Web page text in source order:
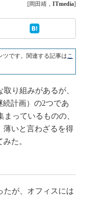
[岡田靖， ITmedia]
ツです。関連する記事はこ
り組みがあるが、
続計画）の2つであ
っているものの、
薄いと言わざるを得
た。
が、オフィスには